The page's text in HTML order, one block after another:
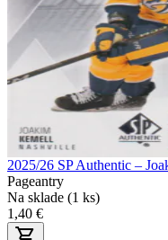
2025/26 SP Authentic –
Pageantry
Na sklade (1 ks)
1,40 €